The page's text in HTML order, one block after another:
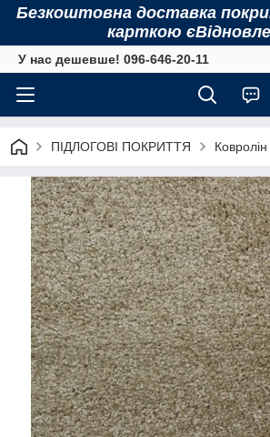
Безкоштовна доставка
карткою
У нас дешевше! 096-646-20-11
ПІДЛОГОВІ ПОКРИТТЯ Ковролін